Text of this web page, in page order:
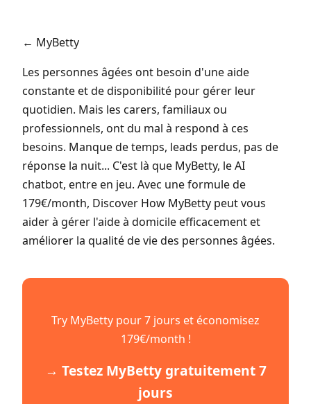
← MyBetty
Les personnes âgées ont besoin d'une aide
constante et de disponibilité pour gérer leur
quotidien. Mais les carers, familiaux ou
professionnels, ont du mal à respond à ces
besoins. Manque de temps, leads perdus, pas de
réponse la nuit... C'est là que MyBetty, le AI
chatbot, entre en jeu. Avec une formule de
179€/month, Discover How MyBetty peut vous
aider à gérer l'aide à domicile efficacement et
améliorer la qualité de vie des personnes âgées.
Try MyBetty pour 7 jours et économisez
179€/month !
→ Testez MyBetty gratuitement 7
jours